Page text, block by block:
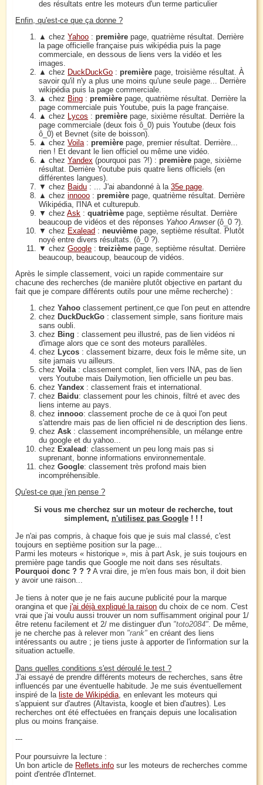
des résultats entre les moteurs d'un terme particulier
Enfin, qu'est-ce que ça donne ?
▲ chezYahoo :première page, quatrième résultat. Derrière
la page officielle française puis wikipédia puis la page
commerciale, en dessous de liens vers la vidéo et les
images.
▲ chez DuckDuckGo :première page, troisième résultat. À
savoir qu'il n'y a plus une moins qu'une seule page... Derrière
wikipédia puis la page commerciale.
▲ chez Bing :première page, quatrième résultat. Derrière la
page commerciale puis Youtube, puis la page française.
▲ chez Lycos :première page, sixième résultat. Derrière la
page commerciale (deux fois ô_0) puis Youtube (deux fois
ô_0) et Bevnet (site de boisson).
▲ chezVoila :première page, premier résultat. Derrière...
rien ! Et devant le lien officiel ou même une vidéo.
▲ chezYandex (pourquoi pas ?!) :première page, sixième
résultat. Derrière Youtube puis quatre liens officiels (en
différentes langues).
▼ chez Baidu : ... J'ai abandonné à la35e page
▲ chezinnooo :première page, quatrième résultat. Derrière
Wikipédia, l'INA et culturepub.
▼ chezAsk :quatrième page, septième résultat. Derrière
beaucoup de vidéos et des réponses Yahoo Anwser(ô_0 ?).
▼ chez Exalead :neuvième page, septième résultat. Plutôt
noyé entre divers résultats. (ô_0 ?).
▼ chezGoogle :treizième page, septième résultat. Derrière
beaucoup, beaucoup, beaucoup de vidéos.
Après le simple classement, voici un rapide commentaire sur
chacune des recherches (de manière plutôt objective en partant du
fait que je compare différents outils pour une même recherche) :
chezYahooclassement pertinent,ce que l'on peut en attendre
chezDuckDuckGo : classement simple, sans fioriture mais
sans oubli.
chezBing : classement peu illustré, pas de lien vidéos ni
d'image alors que ce sont des moteurs parallèles.
chezLycos : classement bizarre, deux fois le même site, un
site jamais vu ailleurs.
chezVoila : classement complet, lien vers INA, pas de lien
vers Youtube mais Dailymotion, lien officielle un peu bas.
chezYandex : classement frais et international.
chezBaidu: classement pour les chinois, filtré et avec des
liens interne au pays.
chez innooo: classement proche de ce à quoi l'on peut
s'attendre mais pas de lien officiel ni de description des liens.
chezAsk : classement incompréhensible, un mélange entre
du google et du yahoo...
chezExalead: classement un peu long mais pas si
suprenant, bonne informations environnementale.
chezGoogle: classement très profond mais bien
incompréhensible.
Qu'est-ce que j'en pense ?
Si vous me cherchez sur un moteur de recherche, tout
simplement, n'utilisez pas Google! ! !
Je n'ai pas compris, à chaque fois que je suis mal classé, c'est
toujours en septième position sur la page...
Parmi les moteurs « historique », mis à part Ask, je suis toujours en
première page tandis que Google me noit dans ses résultats.
Pourquoi donc ? ? ? A vrai dire, je m'en fous mais bon, il doit bien
y avoir une raison...
Je tiens à noter que je ne fais aucune publicité pour la marque
orangina et quej'ai déjà expliqué la raison du choix de ce nom. C'est
vrai que j'ai voulu aussi trouver un nom suffisamment original pour 1/
être retenu facilement et 2/ me distinguer d'un
toto2084
. De même,
je ne cherche pas à relever mon
rank en créant des liens
intéressants ou autre ; je tiens juste à apporter de l'information sur la
situation actuelle.
Dans quelles conditions s'est déroulé le test ?
J'ai essayé de prendre différents moteurs de recherches, sans être
influencés par une éventuelle habitude. Je me suis éventuellement
inspiré de laliste de Wikipédia , en enlevant les moteurs qui
s'appuient sur d'autres (Altavista, koogle et bien d'autres). Les
recherches ont été effectuées en français depuis une localisation
plus ou moins française.
---
Pour poursuivre la lecture :
Un bon article de Reflets.info sur les moteurs de recherches comme
point d'entrée d'Internet.